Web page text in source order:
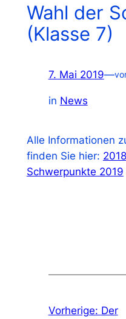
Wahl der
(Klasse 7)
7. Mai 2019—
in News
Alle Informationen
finden Sie hier:
Schwerpunkte 2019
Vorherige: Der